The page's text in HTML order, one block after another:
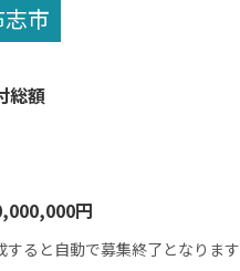
市
総額
円
ると自動で募集終了となります